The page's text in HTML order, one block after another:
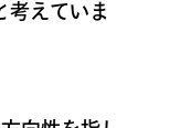
考えていま